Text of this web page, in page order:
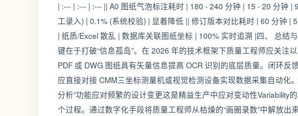
| :--- | :--- | :--- || A0 图纸气泡标注耗时 | 180 - 240 分钟 | 15 - 20 分钟 |
工录入) | 0.1% (系统校验) | 显着降低 || 修订版本对比耗时 | 60 分钟 |
| 纸质/Excel 散乱 | 数据库关联图纸坐标 | 100% 实时追溯 |四、 总结
键在于打破“信息孤岛”。在 2026 年的技术框架下质量工程师应关注
PDF 或 DWG 图纸具有矢量信息提高 OCR 识别的底层质量。闭环反
应直接对接 CMM三坐标测量机或视觉检测设备实现数据采集自动化
分析”功能应对频繁的设计变更这是精益生产中应对变动性Variability
个过程。通过数字化手段将质量工程师从枯燥的“画圈录数”中解放出